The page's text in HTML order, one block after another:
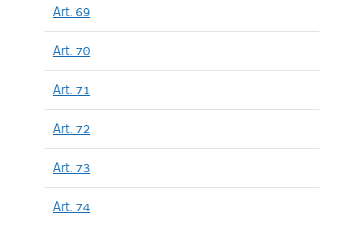
Art. 69
Art. 70
Art. 71
Art. 72
Art. 73
Art. 74